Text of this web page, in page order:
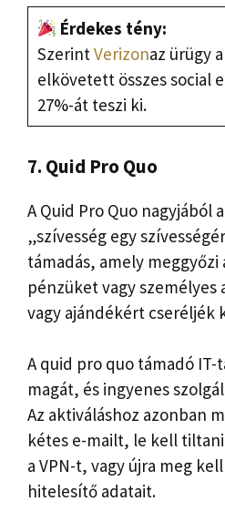
Érdekes tény:
SzerintVerizonaz ürügy
elkövetett összes social
27%-át teszi ki.
7. Quid Pro Quo
A Quid Pro Quo
„szívesség egy
támadás, amely
pénzüket vagy
vagy ajándékért cseréljék
A quid pro quo támadó IT-
magát, és ingyenes
Az aktiváláshoz azonban
kétes e-mailt, le kell
a VPN-t, vagy újra meg
hitelesítő adatait.